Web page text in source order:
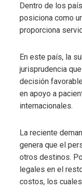
Dentro de los
posiciona como
proporciona
En este país, la
jurisprudencia
decisión
en apoyo a
internacionales.
La reciente
genera que el
otros destinos.
legales en el
costos, los